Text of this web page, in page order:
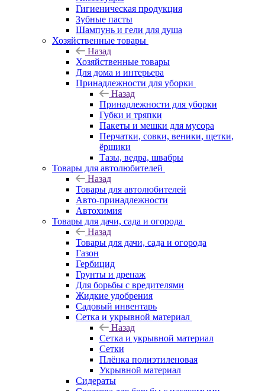
Гигиеническая продукция
Зубные пасты
Шампунь и гели для душа
Хозяйственные товары
Назад
Хозяйственные товары
Для дома и интерьера
Принадлежности для уборки
Назад
Принадлежности для уборки
Губки и тряпки
Пакеты и мешки для мусора
Перчатки, совки, веники, щетки,
ёршики
Тазы, ведра, швабры
Товары для автолюбителей
Назад
Товары для автолюбителей
Авто-принадлежности
Автохимия
Товары для дачи, сада и огорода
Назад
Товары для дачи, сада и огорода
Газон
Гербицид
Грунты и дренаж
Для борьбы с вредителями
Жидкие удобрения
Садовый инвентарь
Сетка и укрывной материал
Назад
Сетка и укрывной материал
Сетки
Плёнка полиэтиленовая
Укрывной материал
Сидераты